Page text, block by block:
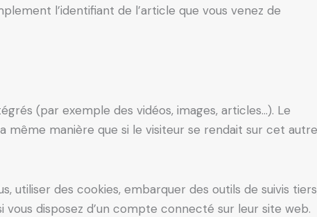
l’identifiant de l’article que vous venez de
(par exemple des vidéos, images, articles…). Le
même manière que si le visiteur se rendait sur cet autre
utiliser des cookies, embarquer des outils de suivis
disposez d’un compte connecté sur leur site web.